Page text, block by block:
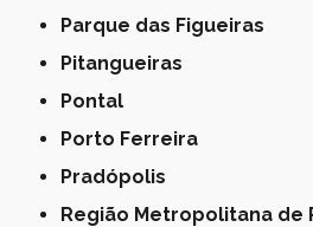
Parque das Figueiras
Pitangueiras
Pontal
Porto Ferreira
Pradópolis
Região Metropolitana